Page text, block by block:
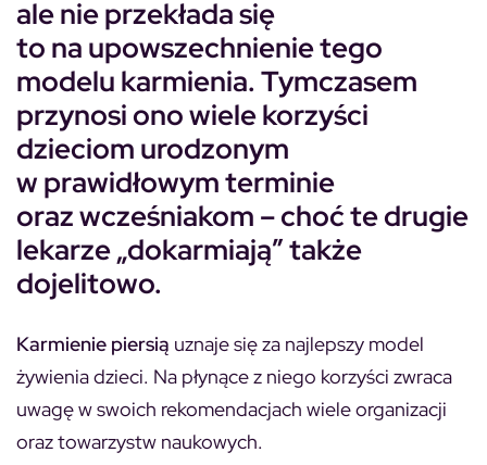
ale nie przekłada się
to na upowszechnienie tego
modelu karmienia. Tymczasem
przynosi ono wiele korzyści
dzieciom urodzonym
w prawidłowym terminie
oraz wcześniakom – choć te drugie
lekarze „dokarmiają” także
dojelitowo.
Karmienie piersią uznaje się za najlepszy model
żywienia dzieci. Na płynące z niego korzyści zwraca
uwagę w swoich rekomendacjach wiele organizacji
oraz towarzystw naukowych.